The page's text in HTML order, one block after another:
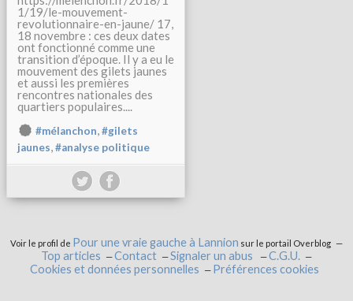
1/19/le-mouvement-
revolutionnaire-en-jaune/ 17,
18 novembre : ces deux dates
ont fonctionné comme une
transition d’époque. Il y a eu le
mouvement des gilets jaunes
et aussi les premières
rencontres nationales des
quartiers populaires....
#mélanchon,#gilets
jaunes,#analyse politique
Voir le profil de Pour une vraie gauche à Lannion sur le portail Overblog
Top articles Contact Signaler un abus
C.G.U.
Cookies et données personnelles
Préférences cookies